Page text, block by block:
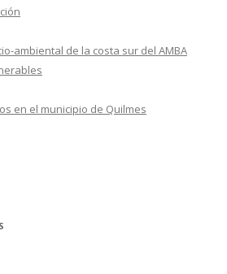
ambiental de la costa sur del AMBA
en el municipio de Quilmes